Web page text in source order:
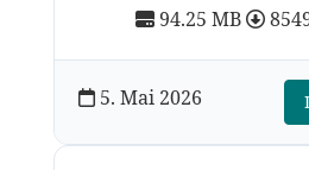
94.25 MB
5. Mai 2026